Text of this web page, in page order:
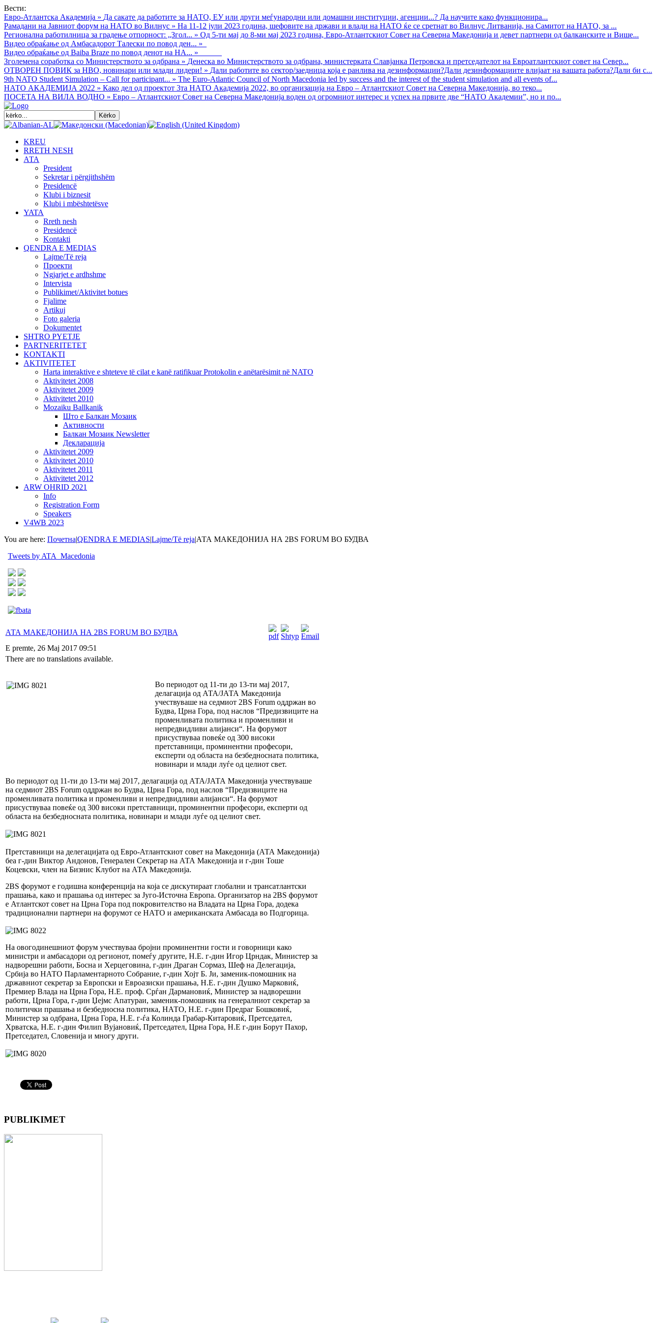
Вести:
Евро-Атлантска Академија » Да сакате да работите за НАТО, ЕУ или други меѓународни или домашни институции, агенции...? Да научите како функционира...
Рамадани на Јавниот форум на НАТО во Вилнус » На 11-12 јули 2023 година, шефовите на држави и влади на НАТО ќе се сретнат во Вилнус Литванија, на Самитот на НАТО, за ...
Регионална работилница за градење отпорност: „Згол... » Од 5-ти мај до 8-ми мај 2023 година, Евро-Атлантскиот Совет на Северна Македонија и девет партнери од балканските и Више...
Видео обраќањe од Амбасадорот Талески по повод ден... »
Видео обраќање од Baiba Braze по повод денот на НА... »
Зголемена соработка со Министерството за одбрана » Денеска во Министерството за одбрана, министерката Славјанка Петровска и претседателот на Евроатлантскиот совет на Север...
ОТВОРЕН ПОВИК за НВО, новинари или млади лидери! » Дали работите во сектор/заедница која е ранлива на дезинформации?Дали дезинформациите влијаат на вашата работа?Дали би с...
9th NATO Student Simulation – Call for participant... » The Euro-Atlantic Council of North Macedonia led by success and the interest of the student simulation and all events of...
НАТО АКАДЕМИЈА 2022 » Како дел од проектот 3та НАТО Академија 2022, во организација на Евро – Атлантскиот Совет на Северна Македонија, во теко...
ПОСЕТА НА ВИЛА ВОДНО » Евро – Атлантскиот Совет на Северна Македонија воден од огромниот интерес и успех на првите две “НАТО Академии”, но и по...
KREU
RRETH NESH
АТА
President
Sekretar i përgjithshëm
Presidencë
Klubi i biznesit
Klubi i mbështetësve
YATA
Rreth nesh
Presidencë
Kontakti
QENDRA E MEDIAS
Lajme/Të reja
Проекти
Ngjarjet e ardhshme
Intervista
Publikimet/Aktivitet botues
Fjalime
Artikuj
Foto galeria
Dokumentet
SHTRO PYETJE
PARTNERITETET
KONTAKTI
AKTIVITETET
Harta interaktive e shteteve të cilat e kanë ratifikuar Protokolin e anëtarësimit në NATO
Aktivitetet 2008
Aktivitetet 2009
Aktivitetet 2010
Mozaiku Ballkanik
Што е Балкан Мозаик
Активности
Балкан Мозаик Newsletter
Декларација
Aktivitetet 2009
Aktivitetet 2010
Aktivitetet 2011
Aktivitetet 2012
ARW OHRID 2021
Info
Registration Form
Speakers
V4WB 2023
You are here: Почетна|QENDRA E MEDIAS|Lajme/Të reja|АТА МАКЕДОНИЈА НА 2BS FORUM ВО БУДВА
Tweets by ATA_Macedonia
АТА МАКЕДОНИЈА НА 2BS FORUM ВО БУДВА
E premte, 26 Maj 2017 09:51
There are no translations available.
Во периодот од 11-ти до 13-ти мај 2017,
делагација од АТА/ЈАТА Македонија
учествуваше на седмиот 2BS Forum оддржан во
Будва, Црна Гора, под наслов “Предизвиците на
променливата политика и променливи и
непредвидливи алијанси“. На форумот
присуствуваа повеќе од 300 високи
претставници, проминентни професори,
експерти од областа на безбедносната политика,
новинари и млади луѓе од целиот свет.
Во периодот од 11-ти до 13-ти мај 2017, делагација од АТА/ЈАТА Македонија учествуваше
на седмиот 2BS Forum оддржан во Будва, Црна Гора, под наслов “Предизвиците на
променливата политика и променливи и непредвидливи алијанси“. На форумот
присуствуваа повеќе од 300 високи претставници, проминентни професори, експерти од
областа на безбедносната политика, новинари и млади луѓе од целиот свет.
Претставници на делегацијата од Евро-Атлантскиот совет на Македонија (АТА Македонија)
беа г-дин Виктор Андонов, Генерален Секретар на АТА Македонија и г-дин Тоше
Коцевски, член на Бизнис Клубот на АТА Македонија.
2BS форумот е годишна конференција на која се дискутираат глобални и трансатлантски
прашања, како и прашања од интерес за Југо-Источна Европа. Организатор на 2BS форумот
е Атлантскот совет на Црна Гора под покровителство на Владата на Црна Гора, додека
традиционални партнери на форумот се НАТО и американската Амбасада во Подгорица.
На овогодинешниот форум учествуваа бројни проминентни гости и говорници како
министри и амбасадори од регионот, помеѓу другите, Н.Е. г-дин Игор Црндак, Министер за
надворешни работи, Босна и Херцеговина, г-дин Драган Сормаз, Шеф на Делегација,
Србија во НАТО Парламентарното Собрание, г-дин Хојт Б. Ји, заменик-помошник на
државниот секретар за Европски и Евроазиски прашања, Н.Е. г-дин Душко Марковиќ,
Премиер Влада на Црна Гора, Н.Е. проф. Срѓан Дармановиќ, Министер за надворешни
работи, Црна Гора, г-дин Џејмс Апатураи, заменик-помошник на генералниот секретар за
политички прашања и безбедносна политика, НАТО, Н.Е. г-дин Предраг Бошковиќ,
Министер за одбрана, Црна Гора, Н.Е. г-ѓа Колинда Грабар-Китаровиќ, Претседател,
Хрватска, Н.Е. г-дин Филип Вујановиќ, Претседател, Црна Гора, Н.Е г-дин Борут Пахор,
Претседател, Словенија и многу други.
PUBLIKIMET